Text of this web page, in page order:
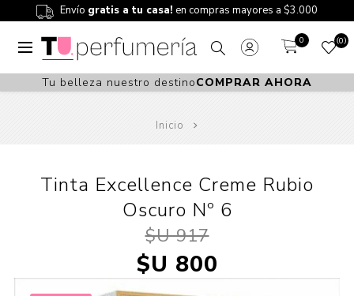
Envío gratis a tu casa! en compras mayores a $3.000
0 0
Tu belleza nuestro destinoCOMPRAR AHORA
Inicio
Tinta Excellence Creme Rubio
Oscuro Nº 6
$U 917
$U 800